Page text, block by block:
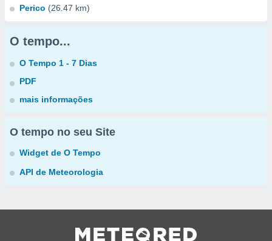
Perico (26.47 km)
O tempo...
O Tempo 1 - 7 Dias
PDF
mais informações
O tempo no seu Site
Widget de O Tempo
API de Meteorologia